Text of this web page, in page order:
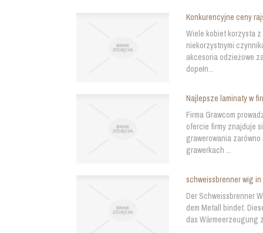
Konkurencyjne ceny
Wiele kobiet korzysta
niekorzystnymi
akcesoria odzieżowe
dopełn...
Najlepsze laminaty w
Firma Grawcom
ofercie firmy znajduje
grawerowania
grawerkach ...
schweissbrenner wig
Der Schweissbrenner
dem Metall bindet.
das Wärmeerzeugung